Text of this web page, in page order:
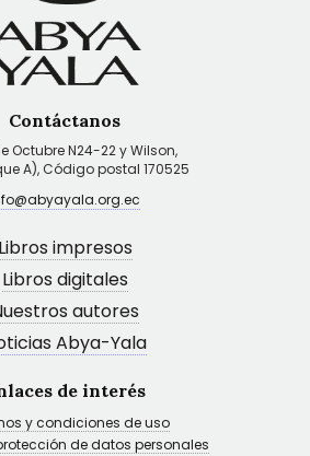
Contáctanos
Octubre N24-22 y Wilson,
A), Código postal 170525
Libros impresos
Libros digitales
autores
Abya-Yala
de interés
y condiciones de uso
de datos personales